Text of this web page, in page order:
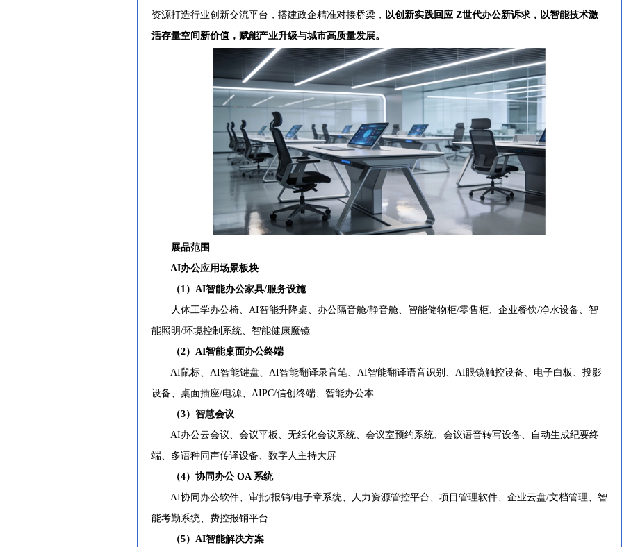
资源打造行业创新交流平台，搭建政企精准对接桥梁， 以创新实践回应 Z世代办公新诉求，以智能技术激
活存量空间新价值，赋能产业升级与城市高质量发展。
展品范围
AI办公应用场景板块
（1）AI智能办公家具/服务设施
人体工学办公椅、AI智能升降桌、办公隔音舱/静音舱、智能储物柜/零售柜、企业餐饮/净水设备、智
能照明/环境控制系统、智能健康魔镜
（2）AI智能桌面办公终端
AI鼠标、AI智能键盘、AI智能翻译录音笔、AI智能翻译语音识别、AI眼镜触控设备、电子白板、投影
设备、桌面插座/电源、AIPC/信创终端、智能办公本
（3）智慧会议
AI办公云会议、会议平板、无纸化会议系统、会议室预约系统、会议语音转写设备、自动生成纪要终
端、多语种同声传译设备、数字人主持大屏
（4）协同办公 OA 系统
AI协同办公软件、审批/报销/电子章系统、人力资源管控平台、项目管理软件、企业云盘/文档管理、智
能考勤系统、费控报销平台
（5）AI智能解决方案